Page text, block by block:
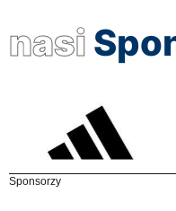
nasi
Sponsorzy